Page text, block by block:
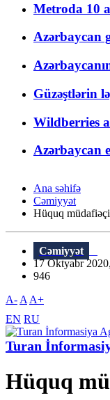
Metroda 10
Azərbaycan
Güzəştlərin
Wildberries
Azərbaycan
Ana səhifə
Cəmiyyət
Hüquq
Cəmiyyət
17 Oktyabr
946
A- A A+
EN RU
Turan
Hüquq